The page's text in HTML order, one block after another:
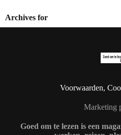
Archives for
Voorwaarden,
Marketing
Goed om te lezen is een